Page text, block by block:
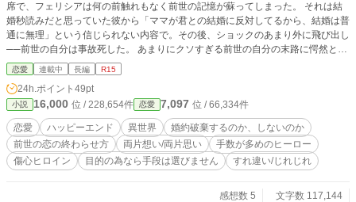
席で、フェリシアは何の前触れもなく前世の記憶が蘇ってしまった。 それは結
婚秒読みだと思っていた彼から「ママが君との結婚に反対してるから、結婚は普
通に無理」という信じられない内容で。その後、ショックのあまり外に飛び出し
──前世の自分は事故死した。 あまりにクソすぎる前世の自分の末路に愕然とし
たフェリシアの視界に飛び込んできたのは、息子のお見合いを見守るイクセルの
ママの姿だった。 「イクセル様、この話なかったことにしてください」 前世と
同じ轍を踏みたくないフェリシアは、お見合いを投げ出し別荘に引きこもる。
しかし別荘を訪ねてきたイクセルは、マザコンではないと訴え、フェリシアに期
間限定の婚約者にならないかと提案する。 半ば脅され期間限定の婚約者になっ
たイクセルには、何やら秘密を抱えているようで── 前世の自分と向き合い今世
を歩みだす箱入り令嬢と、長すぎる片思いのせいでヤンデレ化しつつある拗らせ
令息の、避暑地で織りなすひと夏の恋のお話。 ※他のサイトにも重複投稿して
恋愛 連載中 長編 R15
24h.ポイント 49pt
小説 16,000 位 / 228,654件 恋愛 7,097 位 / 66,334件
恋愛 ハッピーエンド 異世界
婚約破棄するのか、しないのか
前世の恋の終わらせ方
両片想い/両片思い
手数が多めのヒーロー
傷心ヒロイン
目的の為なら手段は選びません すれ違い/じれじれ
感想数 5
文字数 117,144